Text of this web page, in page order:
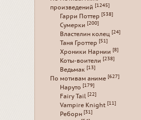
произведений [1245]
Гарри Поттер [538]
Сумерки [200]
Властелин колец [24]
Таня Гроттер [51]
Хроники Нарнии [8]
Коты-воители [238]
Ведьмак [13]
По мотивам аниме [627]
Наруто [179]
Fairy Tail [22]
Vampire Knight [11]
Реборн [31]